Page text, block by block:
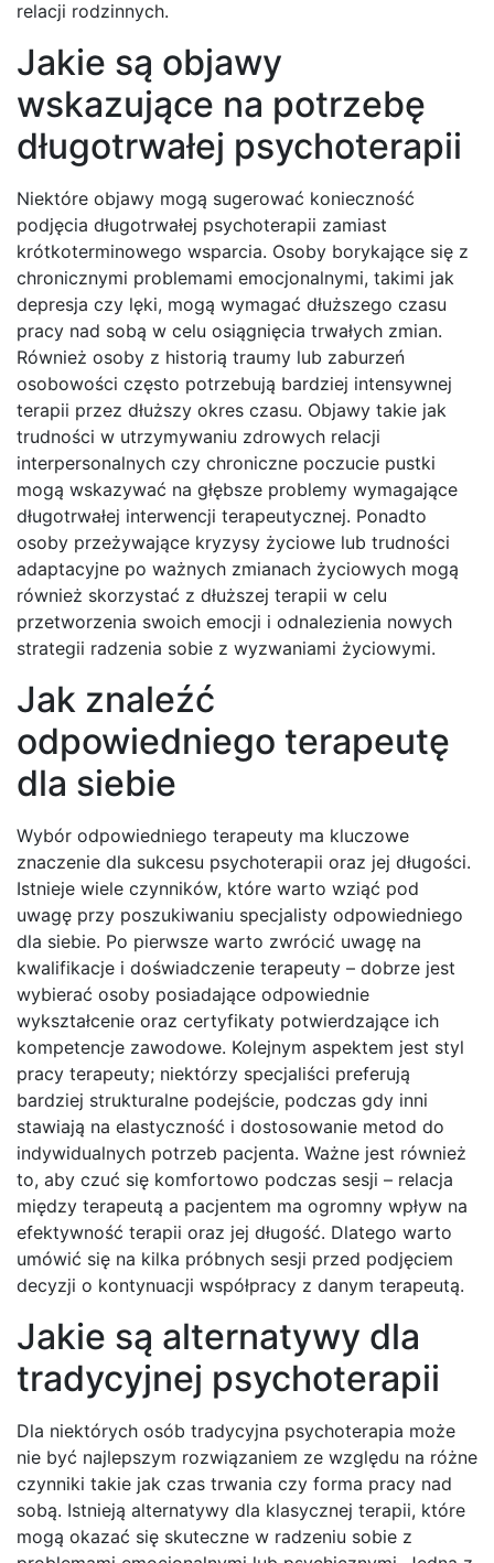
relacji rodzinnych.
Jakie są objawy
wskazujące na potrzebę
długotrwałej psychoterapii
Niektóre objawy mogą sugerować konieczność
podjęcia długotrwałej psychoterapii zamiast
krótkoterminowego wsparcia. Osoby borykające się z
chronicznymi problemami emocjonalnymi, takimi jak
depresja czy lęki, mogą wymagać dłuższego czasu
pracy nad sobą w celu osiągnięcia trwałych zmian.
Również osoby z historią traumy lub zaburzeń
osobowości często potrzebują bardziej intensywnej
terapii przez dłuższy okres czasu. Objawy takie jak
trudności w utrzymywaniu zdrowych relacji
interpersonalnych czy chroniczne poczucie pustki
mogą wskazywać na głębsze problemy wymagające
długotrwałej interwencji terapeutycznej. Ponadto
osoby przeżywające kryzysy życiowe lub trudności
adaptacyjne po ważnych zmianach życiowych mogą
również skorzystać z dłuższej terapii w celu
przetworzenia swoich emocji i odnalezienia nowych
strategii radzenia sobie z wyzwaniami życiowymi.
Jak znaleźć
odpowiedniego terapeutę
dla siebie
Wybór odpowiedniego terapeuty ma kluczowe
znaczenie dla sukcesu psychoterapii oraz jej długości.
Istnieje wiele czynników, które warto wziąć pod
uwagę przy poszukiwaniu specjalisty odpowiedniego
dla siebie. Po pierwsze warto zwrócić uwagę na
kwalifikacje i doświadczenie terapeuty – dobrze jest
wybierać osoby posiadające odpowiednie
wykształcenie oraz certyfikaty potwierdzające ich
kompetencje zawodowe. Kolejnym aspektem jest styl
pracy terapeuty; niektórzy specjaliści preferują
bardziej strukturalne podejście, podczas gdy inni
stawiają na elastyczność i dostosowanie metod do
indywidualnych potrzeb pacjenta. Ważne jest również
to, aby czuć się komfortowo podczas sesji – relacja
między terapeutą a pacjentem ma ogromny wpływ na
efektywność terapii oraz jej długość. Dlatego warto
umówić się na kilka próbnych sesji przed podjęciem
decyzji o kontynuacji współpracy z danym terapeutą.
Jakie są alternatywy dla
tradycyjnej psychoterapii
Dla niektórych osób tradycyjna psychoterapia może
nie być najlepszym rozwiązaniem ze względu na różne
czynniki takie jak czas trwania czy forma pracy nad
sobą. Istnieją alternatywy dla klasycznej terapii, które
mogą okazać się skuteczne w radzeniu sobie z